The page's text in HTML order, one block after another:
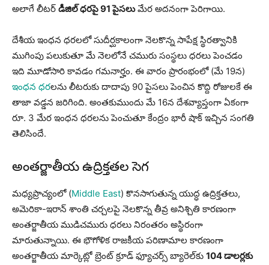
అలాగే లీటర్ డీజిల్ ధరపై 91 పైసలుమేర అదనంగా పెరిగాయి.
దేశీయ ఇంధన ధరలలో సుదీర్ఘకాలంగా నెలకొన్న సాపేక్ష స్థిరత్వానికి
ముగింపు పలుకుతూ మే నెలలోనే చమురు సంస్థలు ధరలు పెంచడం
ఇది మూడోసారి కావడం గమనార్హం. ఈ వారం ప్రారంభంలో (మే 19న)
ఇంధన ధరలను లీటరుకు దాదాపు 90 పైసలు పెంచిన కొద్ది రోజులకే ఈ
తాజా వడ్డన జరిగింది. అంతకుముందు మే 16న దేశవ్యాప్తంగా ఏకంగా
రూ. 3 మేర ఇంధన ధరలను పెంచుతూ కేంద్రం భారీ షాక్ ఇచ్చిన సంగతి
తెలిసిందే.
అంతర్జాతీయ ఉద్రిక్తతల సెగ
మధ్యప్రాచ్యంలో (Middle East) కొనసాగుతున్న యుద్ధ ఉద్రిక్తతలు,
అమెరికా-ఇరాన్ శాంతి చర్చలపై నెలకొన్న తీవ్ర అనిశ్చితి కారణంగా
అంతర్జాతీయ ముడిచమురు ధరలు నిరంతరం అస్థిరంగా
మారుతున్నాయి. ఈ భౌగోళిక రాజకీయ పరిణామాల కారణంగా
అంతర్జాతీయ మార్కెట్లో బ్రెంట్ క్రూడ్ ఫ్యూచర్స్ బ్యారెల్‌కు 104 డాలర్లకు